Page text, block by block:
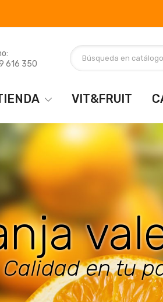
616 350
VIT&FRUIT
y
Fruta